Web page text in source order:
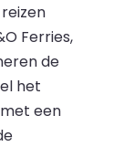
Ferries,
de
het
een